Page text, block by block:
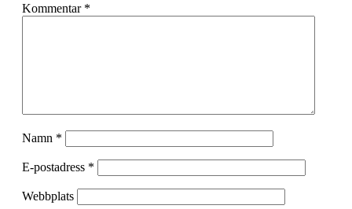
Kommentar *
Namn *
E-postadress *
Webbplats